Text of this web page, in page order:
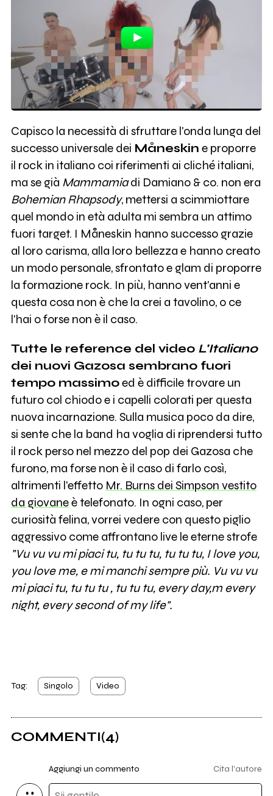
Capisco la necessità di sfruttare l'onda lunga del
successo universale dei Måneskin e proporre
il rock in italiano coi riferimenti ai cliché italiani,
ma se già Mammamiadi Damiano & co. non era
Bohemian Rhapsody, mettersi a scimmiottare
quel mondo in età adulta mi sembra un attimo
fuori target. I Måneskin hanno successo grazie
al loro carisma, alla loro bellezza e hanno creato
un modo personale, sfrontato e glam di proporre
la formazione rock. In più, hanno vent'anni e
questa cosa non è che la crei a tavolino, o ce
l'hai o forse non è il caso.
Tutte le reference del video L'Italiano
dei nuovi Gazosa sembrano fuori
tempo massimoed è difficile trovare un
futuro col chiodo e i capelli colorati per questa
nuova incarnazione. Sulla musica poco da dire,
si sente che la band ha voglia di riprendersi tutto
il rock perso nel mezzo del pop dei Gazosa che
furono, ma forse non è il caso di farlo così,
altrimenti l'effetto Mr. Burns dei Simpson vestito
da giovaneè telefonato. In ogni caso, per
curiosità felina, vorrei vedere con questo piglio
aggressivo come affrontano live le eterne strofe
"Vu vu vu mi piaci tu, tu tu tu, tu tu tu, I love you,
you love me, e mi manchi sempre più. Vu vu vu
mi piaci tu, tu tu tu , tu tu tu, every day,m every
night, every second of my life".
Tag: Singolo Video
COMMENTI(4)
Aggiungi un commento Cita l'autore